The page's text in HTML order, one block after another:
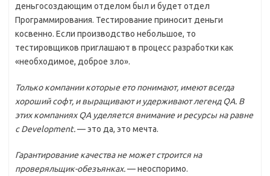
деньгосоздающим отделом был и будет отдел
Программирования. Тестирование приносит деньги
косвенно. Если производство небольшое, то
тестировщиков приглашают в процесс разработки как
«необходимое, доброе зло».
Только компании которые ето понимают, имеют всегда
хороший софт, и выращивают и удерживают легенд QА. В
этих компаниях QА уделяется внимание и ресурсы на равне
с Development.— это да, это мечта.
Гарантирование качества не может строится на
проверяльщик-обезъянках.— неоспоримо.